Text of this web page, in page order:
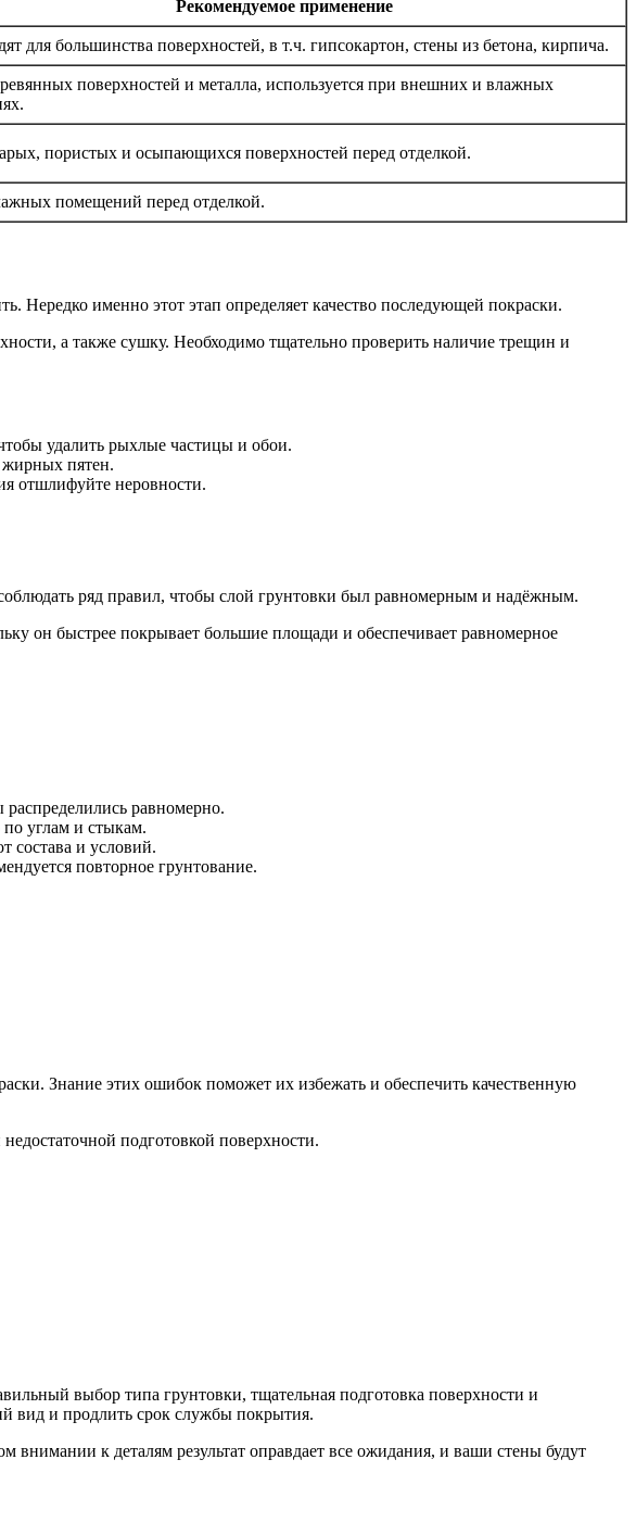
Рекомендуемое применение
для большинства поверхностей, в т.ч. гипсокартон, стены из бетона, кирпича.
поверхностей и металла, используется при внешних и влажных
пористых и осыпающихся поверхностей перед отделкой.
помещений перед отделкой.
Нередко именно этот этап определяет качество последующей покраски.
а также сушку. Необходимо тщательно проверить наличие трещин и
удалить рыхлые частицы и обои.
жирных пятен.
отшлифуйте неровности.
ряд правил, чтобы слой грунтовки был равномерным и надёжным.
он быстрее покрывает большие площади и обеспечивает равномерное
равномерно.
углам и стыкам.
состава и условий.
повторное грунтование.
Знание этих ошибок поможет их избежать и обеспечить качественную
подготовкой поверхности.
выбор типа грунтовки, тщательная подготовка поверхности и
вид и продлить срок службы покрытия.
внимании к деталям результат оправдает все ожидания, и ваши стены будут